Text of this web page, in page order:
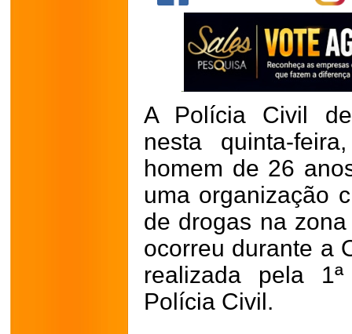
A Polícia Civil
nesta quinta-
homem de 26
uma organização
de drogas na
ocorreu durante a
realizada pela
Polícia Civil.